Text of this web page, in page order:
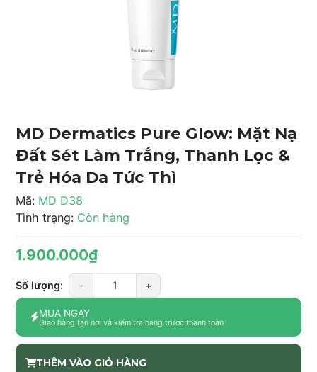
MD Dermatics Pure Glow: Mặt Nạ
Đất Sét Làm Trắng, Thanh Lọc &
Trẻ Hóa Da Tức Thì
Mã: MD D38
Tình trạng: Còn hàng
1.900.000₫
Số lượng: - +
MUA NGAY
Giao hàng tận nơi và kiểm tra hàng trước thanh toán
THÊM VÀO GIỎ HÀNG